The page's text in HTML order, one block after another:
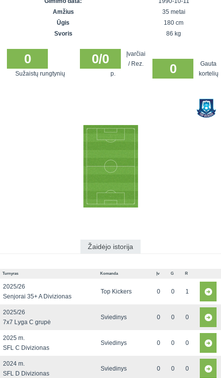
SFL rudens
Snaigės taurė
čempionatas
Vilnius
Amžius
35 metai
Ūgis
180 cm
Svoris
86 kg
0
Sužaistų rungtynių
0/0
Įvarčiai
/ Rez.
p.
0
Gauta
kortelių
Žaidėjo istorija
Turnyras Komanda Įv G R
2025/26
Senjorai 35+ A Divizionas
Top Kickers 0 0 1
2025/26
7x7 Lyga C grupė
Sviedinys 0 0 0
2025 m.
SFL C Divizionas
Sviedinys 0 0 0
2024 m.
SFL D Divizionas
Sviedinys 0 0 0